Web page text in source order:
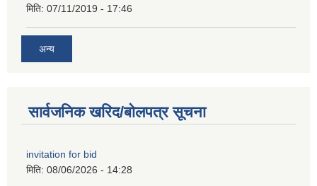
मिति: 07/11/2019 - 17:46
अन्य
सार्वजनिक खरिद/बोलपत्र सूचना
invitation for bid
मिति: 08/06/2026 - 14:28